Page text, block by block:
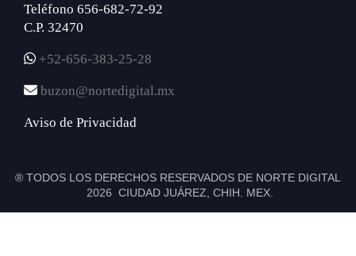
Teléfono 656-682-72-92
C.P. 32470
+52-656-383-25-28
buzon@nortedigital.mx
Aviso de Privacidad
® TODOS LOS DERECHOS RESERVADOS DE NORTE DIGITAL
2026 CIUDAD JUÁREZ, CHIH. MEX.